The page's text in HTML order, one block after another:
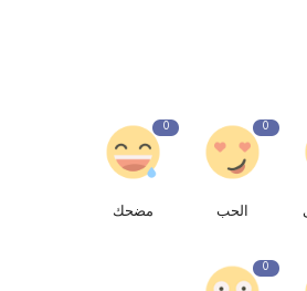
0
الحب
0
مضحك
0